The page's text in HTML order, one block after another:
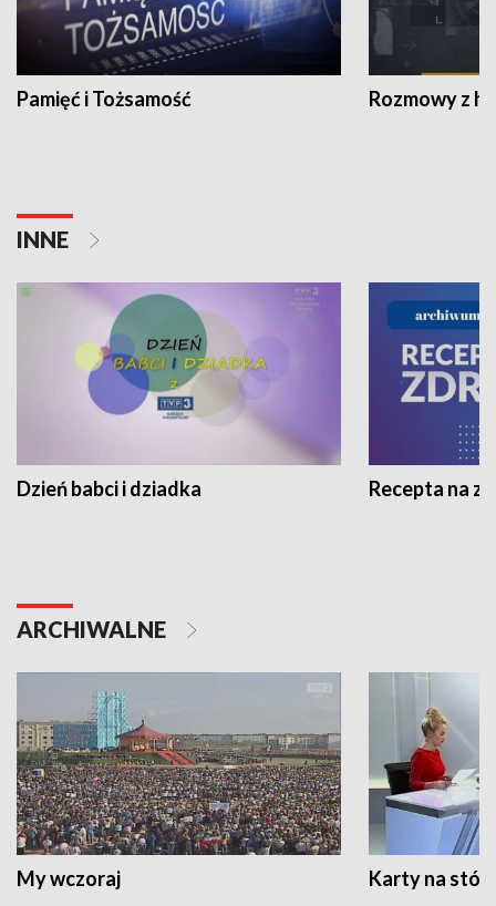
Pamięć i Tożsamość Rozmowy z
INNE
Dzień babci i dziadka Recepta na
ARCHIWALNE
My wczoraj Karty na